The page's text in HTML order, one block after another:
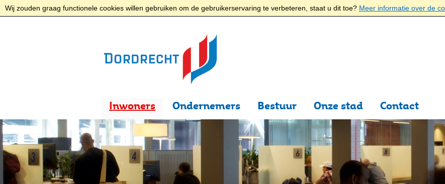
Wij zouden graag functionele cookies willen gebruiken om de gebruikerservaring te verbeteren, staat u dit toe? Meer informatie over de
Inwoners Ondernemers Bestuur Onze stad Contact